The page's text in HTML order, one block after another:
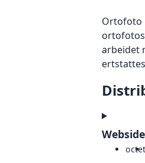
Ortofoto
arbeidet
octet